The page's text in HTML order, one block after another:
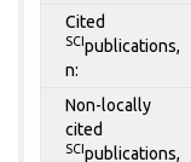
Cited
SCIpublications,
n:
Non-locally
cited
SCIpublications,